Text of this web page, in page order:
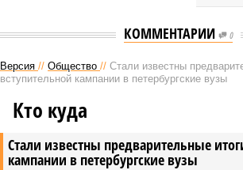
КОММЕНТАРИИ 0
Версия // Общество // Стали известны
вступительной кампании в петербургские вузы
Стали известны предварительные
кампании в петербургские вузы
Кто куда